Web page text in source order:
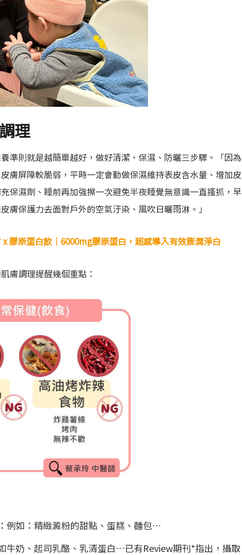
理
準則就是越簡單越好，做好清潔、保濕、防曬三步驟。「因為
膚屏障較脆弱，平時一定會勤做保濕維持表皮含水量、增加皮
保濕劑、睡前再加強擦一次避免半夜睡覺無意識一直搔抓，早
膚保護力去面對戶外的空氣汙染、風吹日曬雨淋。」
膠原蛋白飲｜6000mg膠原蛋白，超感導入有效膨潤淨白
膚調理提醒幾個重點：
例如：精緻澱粉的甜點、蛋糕、麵包…
牛奶、起司乳酪、乳清蛋白…已有Review期刊*指出，攝取